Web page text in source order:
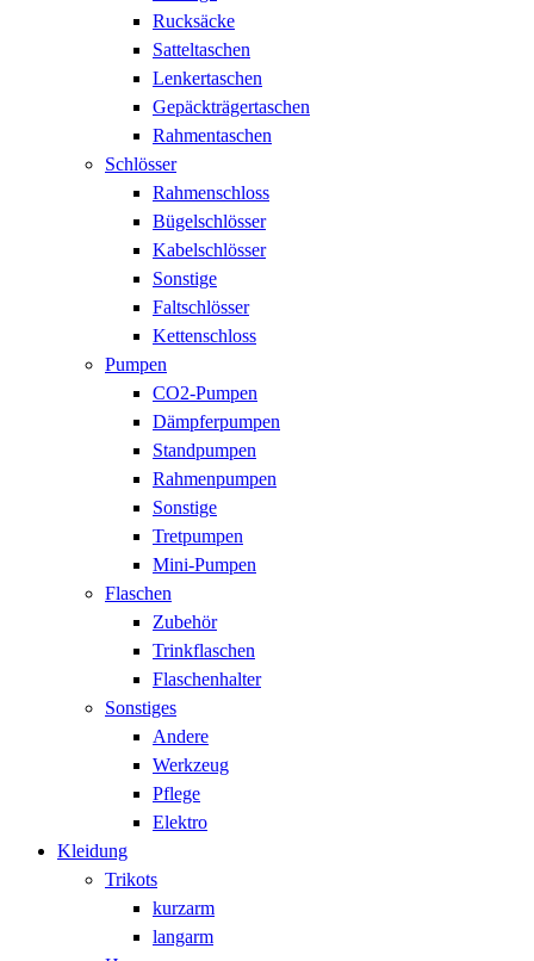
Rucksäcke
Satteltaschen
Lenkertaschen
Gepäckträgertaschen
Rahmentaschen
Schlösser
Rahmenschloss
Bügelschlösser
Kabelschlösser
Sonstige
Faltschlösser
Kettenschloss
Pumpen
CO2-Pumpen
Dämpferpumpen
Standpumpen
Rahmenpumpen
Sonstige
Tretpumpen
Mini-Pumpen
Flaschen
Zubehör
Trinkflaschen
Flaschenhalter
Sonstiges
Andere
Werkzeug
Pflege
Elektro
Kleidung
Trikots
kurzarm
langarm